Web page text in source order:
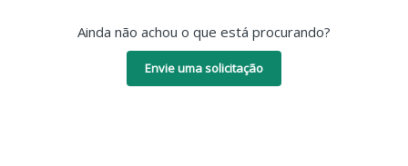
Ainda não achou o que está procurando?
Envie uma solicitação